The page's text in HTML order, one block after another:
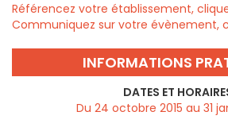
Référencez votre établissement,
Communiquez sur votre évènement,
INFORMATIONS
DATES ET
Du 24 octobre 2015 au 31